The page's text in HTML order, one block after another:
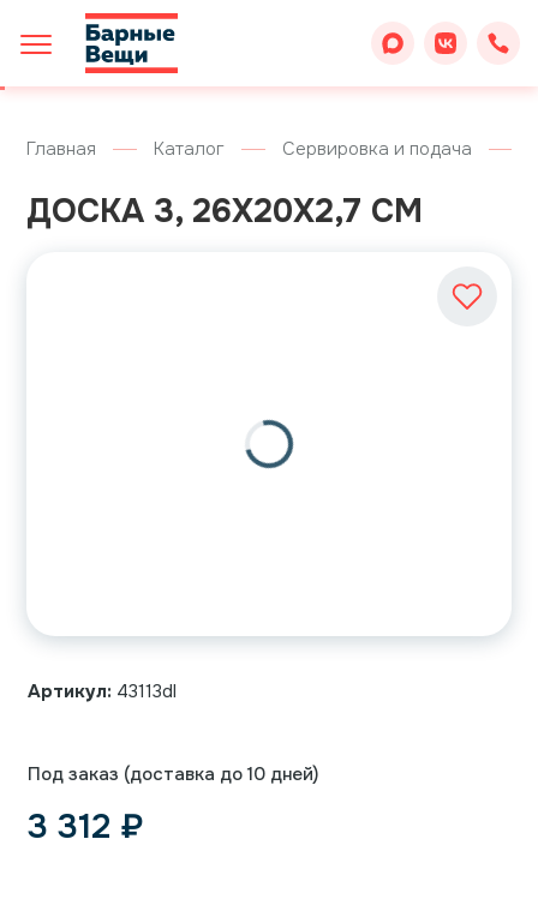
Главная Каталог Сервировка и подача
ДОСКА 3, 26X20X2,7 СМ
Артикул: 43113dl
Под заказ (доставка до 10 дней)
3 312 ₽